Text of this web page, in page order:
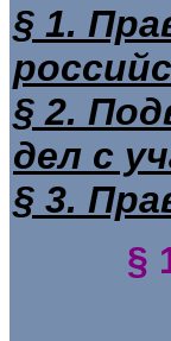
§ 1.
§ 2.
дел с
§ 3.
§